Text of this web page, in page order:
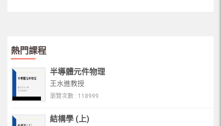
熱門課程
半導體元件物理
王水進教授
瀏覽次數 : 118999
結構學 (上)